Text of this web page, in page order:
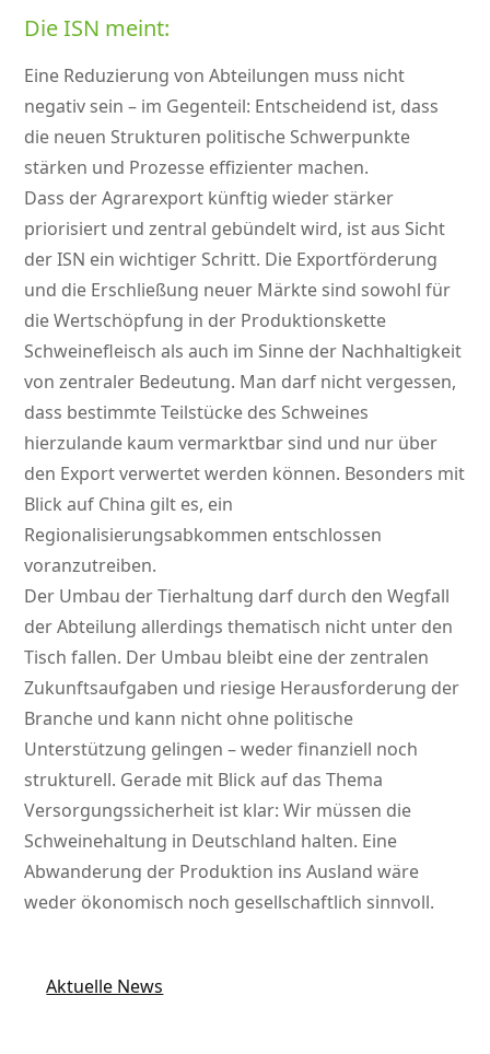
Die ISN meint:
Eine Reduzierung von Abteilungen muss nicht
negativ sein – im Gegenteil: Entscheidend ist, dass
die neuen Strukturen politische Schwerpunkte
stärken und Prozesse effizienter machen.
Dass der Agrarexport künftig wieder stärker
priorisiert und zentral gebündelt wird, ist aus Sicht
der ISN ein wichtiger Schritt. Die Exportförderung
und die Erschließung neuer Märkte sind sowohl für
die Wertschöpfung in der Produktionskette
Schweinefleisch als auch im Sinne der Nachhaltigkeit
von zentraler Bedeutung. Man darf nicht vergessen,
dass bestimmte Teilstücke des Schweines
hierzulande kaum vermarktbar sind und nur über
den Export verwertet werden können. Besonders mit
Blick auf China gilt es, ein
Regionalisierungsabkommen entschlossen
voranzutreiben.
Der Umbau der Tierhaltung darf durch den Wegfall
der Abteilung allerdings thematisch nicht unter den
Tisch fallen. Der Umbau bleibt eine der zentralen
Zukunftsaufgaben und riesige Herausforderung der
Branche und kann nicht ohne politische
Unterstützung gelingen – weder finanziell noch
strukturell. Gerade mit Blick auf das Thema
Versorgungssicherheit ist klar: Wir müssen die
Schweinehaltung in Deutschland halten. Eine
Abwanderung der Produktion ins Ausland wäre
weder ökonomisch noch gesellschaftlich sinnvoll.
Aktuelle News